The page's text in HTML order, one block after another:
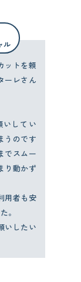
ル
ットを頼
ーレさん
いしてい
うのです
でスムー
り動かず
用者も安
。
いしたい